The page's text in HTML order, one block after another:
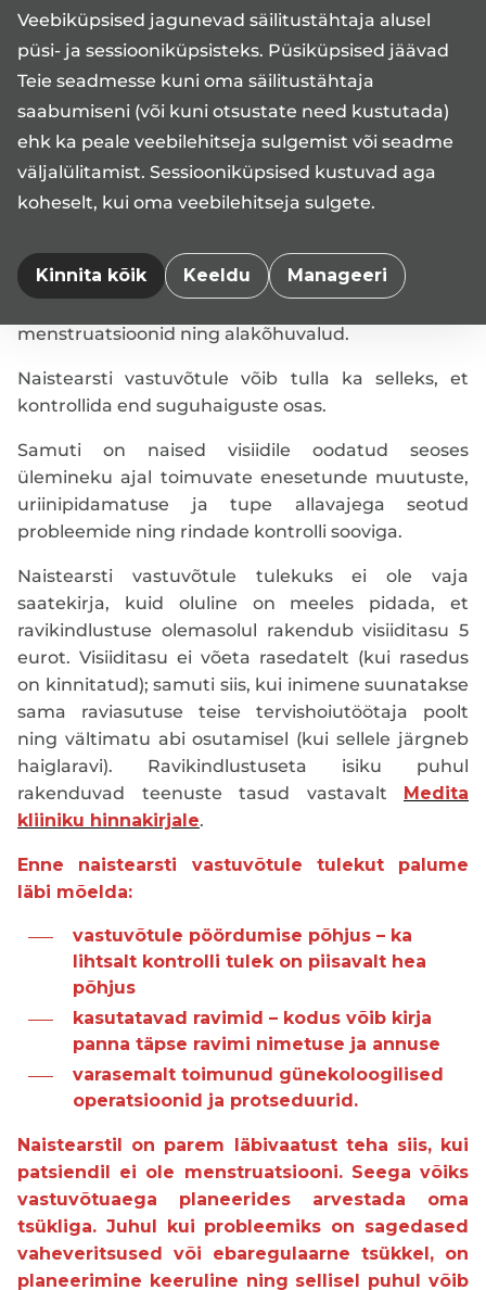
Veebiküpsised jagunevad säilitustähtaja alusel
püsi- ja sessiooniküpsisteks. Püsiküpsised jäävad
Teie seadmesse kuni oma säilitustähtaja
saabumiseni (või kuni otsustate need kustutada)
ehk ka peale veebilehitseja sulgemist või seadme
väljalülitamist. Sessiooniküpsised kustuvad aga
koheselt, kui oma veebilehitseja sulgete.
Kinnita kõik Keeldu Manageeri
Medita kliiniku Tartu ja Tallinna keskustes ootame
naistearsti vastuvõtule igas vanuses naisi.
Sagedasemateks pöördumise põhjusteks on
sobiliku rasestumisvastase vahendi valimine,
raseduse kinnitamine ja raseduse jälgimise
raseduse katkestamine, tupevooluse iseloomu
muutus (hulk, värv, lõhn), menstruatsioonide
menstruatsioonid ning alakõhuvalud.
Naistearsti vastuvõtule võib tulla ka selleks, et
kontrollida end suguhaiguste osas.
Samuti on naised visiidile oodatud seoses
ülemineku ajal toimuvate enesetunde muutuste,
uriinipidamatuse ja tupe allavajega seotud
probleemide ning rindade kontrolli sooviga.
Naistearsti vastuvõtule tulekuks ei ole vaja
saatekirja, kuid oluline on meeles pidada, et
ravikindlustuse olemasolul rakendub visiiditasu 5
eurot. Visiiditasu ei võeta rasedatelt (kui rasedus
on kinnitatud); samuti siis, kui inimene suunatakse
sama raviasutuse teise tervishoiutöötaja poolt
ning vältimatu abi osutamisel (kui sellele järgneb
haiglaravi). Ravikindlustuseta isiku puhul
rakenduvad teenuste tasud vastavalt Medita
kliiniku hinnakirjale.
Enne naistearsti vastuvõtule tulekut palume
läbi mõelda:
vastuvõtule pöördumise põhjus – ka
lihtsalt kontrolli tulek on piisavalt hea
põhjus
kasutatavad ravimid – kodus võib kirja
panna täpse ravimi nimetuse ja annuse
varasemalt toimunud günekoloogilised
operatsioonid ja protseduurid.
Naistearstil on parem läbivaatust teha siis, kui
patsiendil ei ole menstruatsiooni. Seega võiks
vastuvõtuaega planeerides arvestada oma
tsükliga. Juhul kui probleemiks on sagedased
vaheveritsused või ebaregulaarne tsükkel, on
planeerimine keeruline ning sellisel puhul võib